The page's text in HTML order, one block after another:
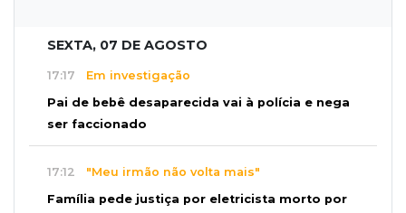
SEXTA, 07 DE AGOSTO
17:17 Em investigação
Pai de bebê desaparecida vai à polícia e nega
ser faccionado
17:12 "Meu irmão não volta mais"
Família pede justiça por eletricista morto por